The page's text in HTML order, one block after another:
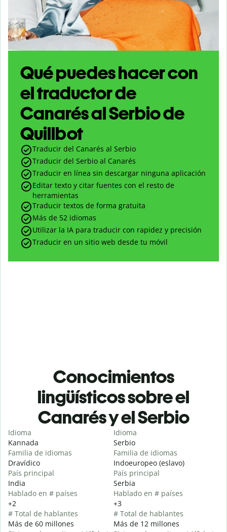
Qué puedes hacer con
el traductor de
Canarés al Serbio de
Quillbot
Traducir del Canarés al Serbio
Traducir del Serbio al Canarés
Traducir en línea sin descargar ninguna aplicación
Editar texto y citar fuentes con el resto de
herramientas
Traducir textos de forma gratuita
Más de 52 idiomas
Utilizar la IA para traducir con rapidez y precisión
Traducir en un sitio web desde tu móvil
Conocimientos
lingüísticos sobre el
Canarés y el Serbio
Idioma
Kannada
Familia de idiomas
Dravídico
País principal
India
Hablado en # países
+2
# Total de hablantes
Más de 60 millones
Idioma
Serbio
Familia de idiomas
Indoeuropeo (eslavo)
País principal
Serbia
Hablado en # países
+3
# Total de hablantes
Más de 12 millones